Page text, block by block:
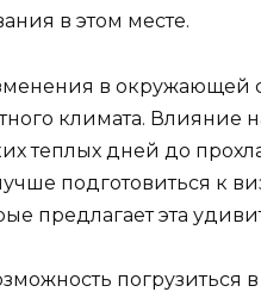
в этом месте.
в окружающей
климата. Влияние
теплых дней до
подготовиться к
предлагает эта
погрузиться